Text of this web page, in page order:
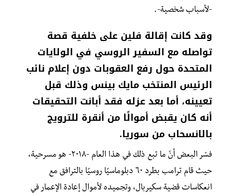
-لأسباب شخصية-.
وقد كانت إقالة فلين على خلفية قصة
تواصله مع السفير الروسي في الولايات
المتحدة حول رفع العقوبات دون إعلام نائب
الرئيس المنتخب مايك بينس وذلك قبل
تعيينه، أما بعد عزله فقد أبانت التحقيقات
أنه كان يقبض أموالًا من أنقرة للترويج
بالانسحاب من سوريا.
فسّر البعض أنّ ما تبع ذلك في هذا العام -٢٠١٨- هو مسرحية،
حيث قام ترامب بطرد ٦٠ دبلوماسيًا روسيًا بالترافق مع
انعكاسات قضية سكيربال، وتجميده لأموال إعادة الإعمار في